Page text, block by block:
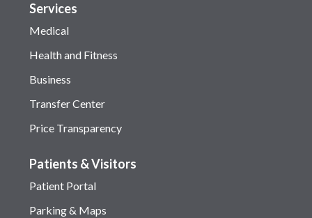
Services
Medical
Health and Fitness
Business
Transfer Center
Price Transparency
Patients & Visitors
Patient Portal
Parking & Maps